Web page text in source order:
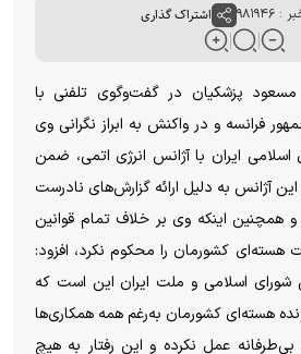
۹۸۱۹۴۶ اشتراک گذاری
مسعود پزشکیان در گفت‌وگوی تلفنی با
فرانسه و در واکنش به ابراز نگرانی وی
ایران با آژانس انرژی اتمی، ضمن
این آژانس به دلیل ارائه گزارش‌های نادرست
و همچنین اینکه وی بر خلاف تمام قوانین
هسته‌ای کشورمان را محکوم نکرد، افزود:
شورای اسلامی و ملت ایران این است که
هسته‌ای کشورمان به‌رغم همه همکاری‌ها
عمل نکرده و این رفتار به هیچ